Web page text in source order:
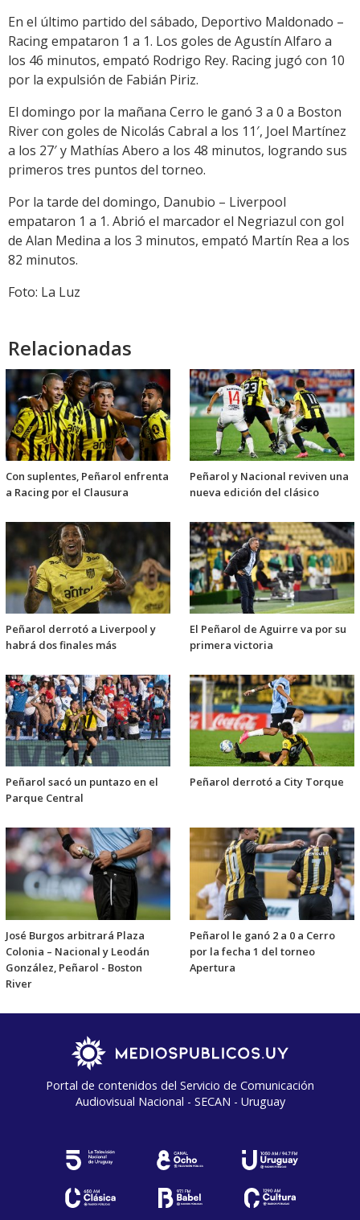
En el último partido del sábado, Deportivo Maldonado –
Racing empataron 1 a 1. Los goles de Agustín Alfaro a
los 46 minutos, empató Rodrigo Rey. Racing jugó con 10
por la expulsión de Fabián Piriz.
El domingo por la mañana Cerro le ganó 3 a 0 a Boston
River con goles de Nicolás Cabral a los 11′, Joel Martínez
a los 27′ y Mathías Abero a los 48 minutos, logrando sus
primeros tres puntos del torneo.
Por la tarde del domingo, Danubio – Liverpool
empataron 1 a 1. Abrió el marcador el Negriazul con gol
de Alan Medina a los 3 minutos, empató Martín Rea a los
82 minutos.
Foto: La Luz
Relacionadas
Con suplentes, Peñarol enfrenta
a Racing por el Clausura
Peñarol y Nacional reviven una
nueva edición del clásico
Peñarol derrotó a Liverpool y
habrá dos finales más
El Peñarol de Aguirre va por su
primera victoria
Peñarol sacó un puntazo en el
Parque Central
Peñarol derrotó a City Torque
José Burgos arbitrará Plaza
Colonia – Nacional y Leodán
González, Peñarol - Boston
River
Peñarol le ganó 2 a 0 a Cerro
por la fecha 1 del torneo
Apertura
Portal de contenidos del Servicio de Comunicación
Audiovisual Nacional - SECAN - Uruguay